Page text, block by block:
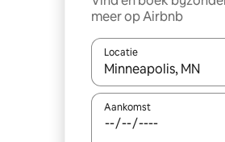
meer op Airbnb
Locatie
Wanneer er
Aankomst